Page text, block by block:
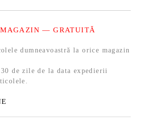
— GRATUITĂ
dumneavoastră la orice magazin
de zile de la data expedierii